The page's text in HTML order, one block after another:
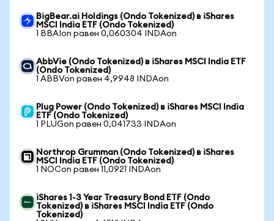
BigBear.ai Holdings (Ondo Tokenized) в iShares
MSCI India ETF (Ondo Tokenized)
1 BBAIon равен 0,060304 INDAon
AbbVie (Ondo Tokenized) в iShares MSCI India ETF
(Ondo Tokenized)
1 ABBVon равен 4,9948 INDAon
Plug Power (Ondo Tokenized) в iShares MSCI India
ETF (Ondo Tokenized)
1 PLUGon равен 0,041733 INDAon
Northrop Grumman (Ondo Tokenized) в iShares
MSCI India ETF (Ondo Tokenized)
1 NOCon равен 11,0921 INDAon
iShares 1-3 Year Treasury Bond ETF (Ondo
Tokenized) в iShares MSCI India ETF (Ondo
Tokenized)